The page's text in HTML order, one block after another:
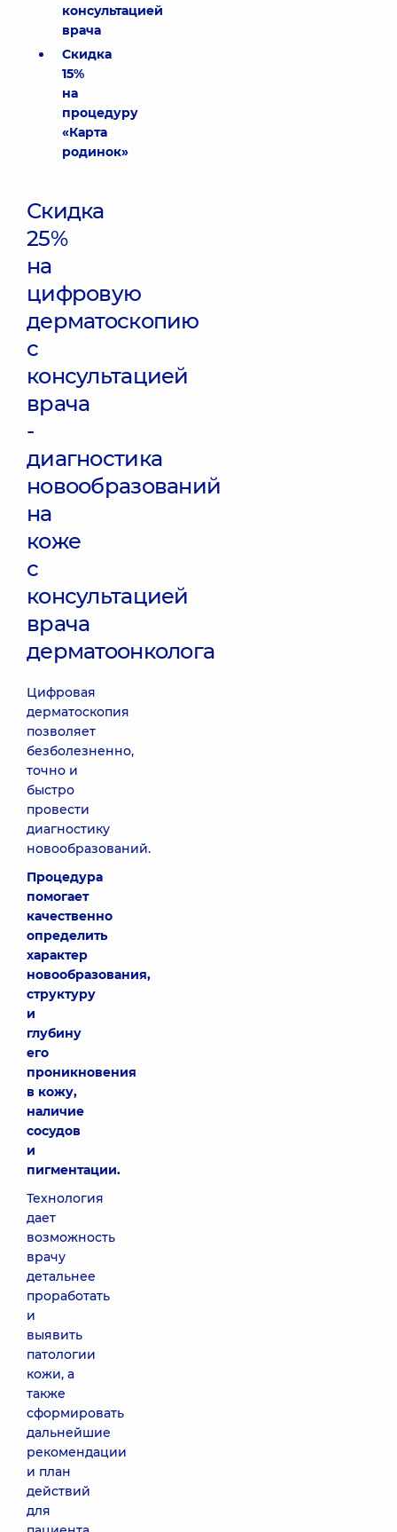
консультацией
врача
Скидка
15%
на
процедуру
«Карта
родинок»
Скидка
25%
на
цифровую
дерматоскопию
с
консультацией
врача
-
диагностика
новообразований
на
коже
с
консультацией
врача
дерматоонколога
Цифровая
дерматоскопия
позволяет
безболезненно,
точно и
быстро
провести
диагностику
новообразований.
Процедура
помогает
качественно
определить
характер
новообразования,
структуру
и
глубину
его
проникновения
в кожу,
наличие
сосудов
и
пигментации.
Технология
дает
возможность
врачу
детальнее
проработать
и
выявить
патологии
кожи, а
также
сформировать
дальнейшие
рекомендации
и план
действий
для